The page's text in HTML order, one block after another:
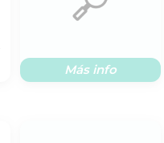
Más info